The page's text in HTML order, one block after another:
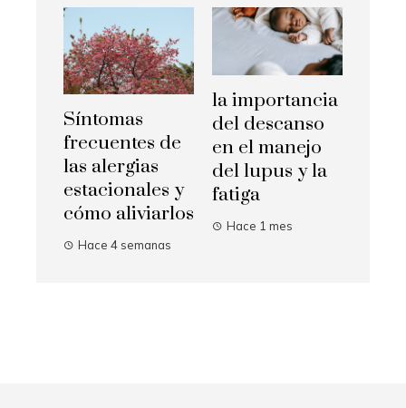
Síntomas
frecuentes de
las alergias
estacionales y
cómo aliviarlos
Hace 4 semanas
la importancia
del descanso
en el manejo
del lupus y la
fatiga
Hace 1 mes